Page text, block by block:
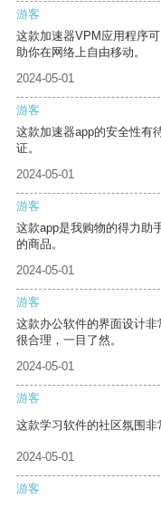
游客
这款加速器VPM应用程序
助你在网络上自由移动。
2024-05-01
游客
这款加速器app的安全性有
证。
2024-05-01
游客
这款app是我购物的得力助
的商品。
2024-05-01
游客
这款办公软件的界面设计
很合理，一目了然。
2024-05-01
游客
这款学习软件的社区氛围非
2024-05-01
游客